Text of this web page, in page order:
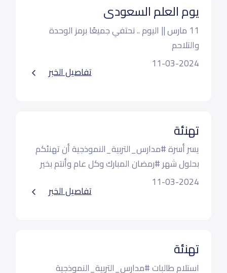
يوم العلم السعودي
11 مارس || اليوم .. نحتفي جميعًا برمز الوحدة
والتلاحم
11-03-2024
تفاصيل الخبر
تهنئة
يسر أسرة #مدارس_التربية_النموذجية أن تهنئكم
بحلول شهر #رمضان المبارك وكل عام وأنتم بخير
11-03-2024
تفاصيل الخبر
تهنئة
استلام طالبات #مدارس_التربية_النموذجية